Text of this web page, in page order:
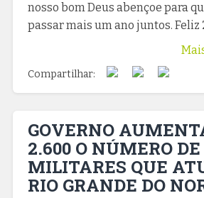
nosso bom Deus abençoe para
passar mais um ano juntos. Feliz
Compartilhar:
GOVERNO
2.600 O NÚMERO DE
MILITARES QUE
RIO GRANDE DO